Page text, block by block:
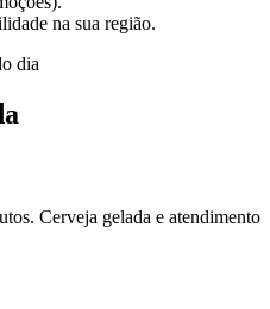
na sua região.
dia
Cerveja gelada e atendimento